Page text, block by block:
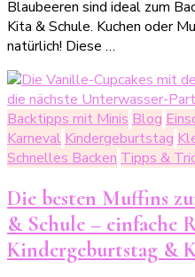
Blaubeeren sind ideal zum
Kita & Schule. Kuchen oder
natürlich! Diese …
Backtipps mit Minis Blog
Karneval Kindergeburtstag
Schnelles Backen Tipps &
Die besten Muffins
& Schule – einfache
Kindergeburtstag &